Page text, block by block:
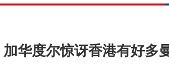
华度尔惊讶香港有好多